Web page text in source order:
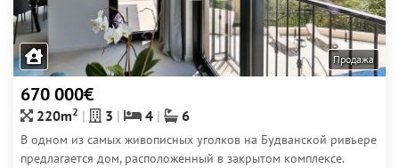
Продажа
670 000€
220m2 3 4 6
В одном из самых живописных уголков на Будванской ривьере
предлагается дом, расположенный в закрытом комплексе.